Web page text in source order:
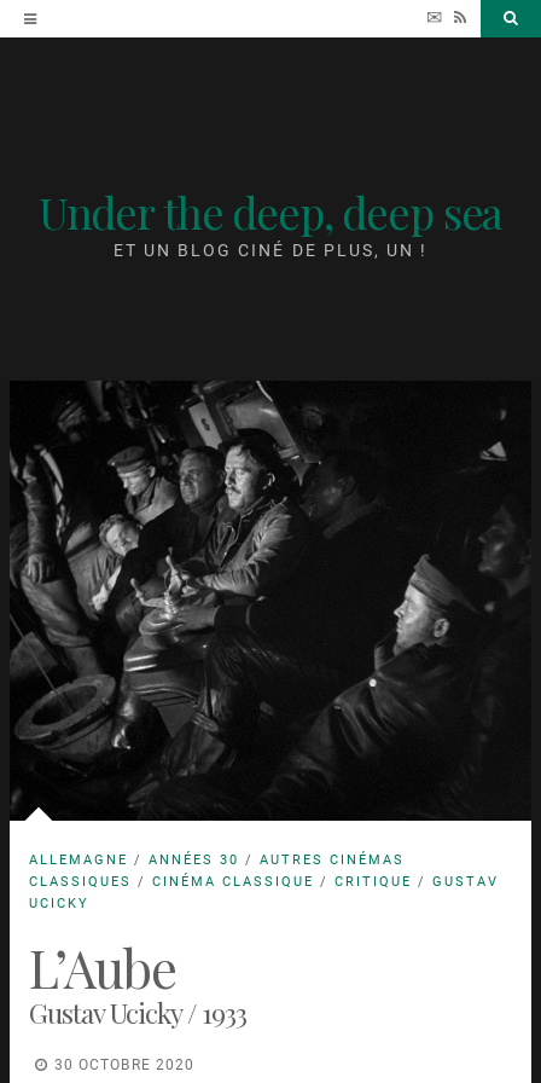
Accéder
au
✉ RSS
Under the deep, deep sea
ET UN BLOG CINÉ DE PLUS, UN !
ALLEMAGNE / ANNÉES 30 / AUTRES CINÉMAS
CLASSIQUES
/ CINÉMA CLASSIQUE / CRITIQUE / GUSTAV
UCICKY
L’Aube
Gustav Ucicky / 1933
30 OCTOBRE 2020